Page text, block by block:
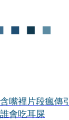
嘴裡片段瘋傳
會吃耳屎